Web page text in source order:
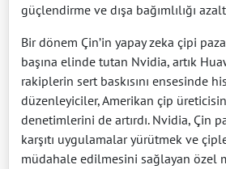
güçlendirme ve dışa bağımlılığı
Bir dönem Çin’in yapay zeka çipi
başına elinde tutan Nvidia, artık
rakiplerin sert baskısını ensesinde
düzenleyiciler, Amerikan çip
denetimlerini de artırdı. Nvidia, Çin
karşıtı uygulamalar yürütmek ve
müdahale edilmesini sağlayan özel